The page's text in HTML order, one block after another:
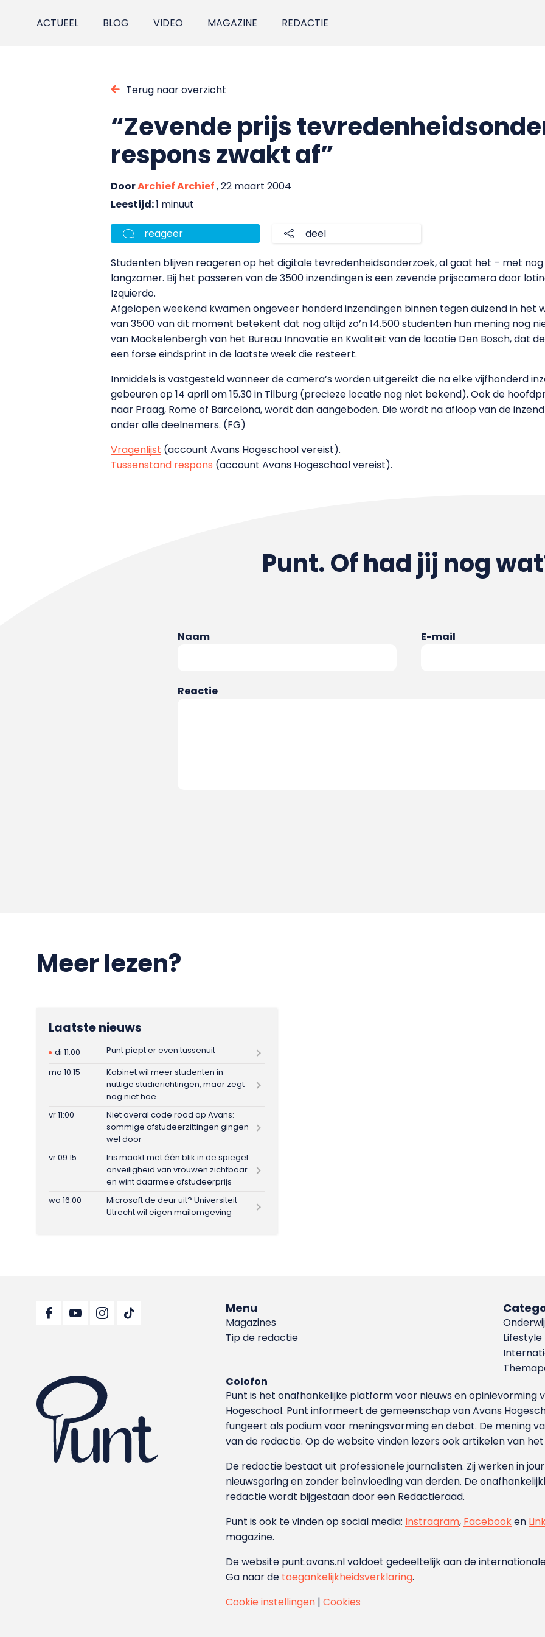
ACTUEEL BLOG VIDEO MAGAZINE REDACTIE
Terug naar overzicht
“Zevende prijs
respons zwakt af”
DoorArchief Archief, 22 maart 2004
Leestijd:1 minuut
reageer deel
Studenten blijven reageren op het digitale tevredenheidsonderzoek, al gaat het – met
langzamer. Bij het passeren van de 3500 inzendingen is een zevende prijscamera door
Izquierdo.
Afgelopen weekend kwamen ongeveer honderd inzendingen binnen tegen duizend in het
van 3500 van dit moment betekent dat nog altijd zo’n 14.500 studenten hun mening nog
van Mackelenbergh van het Bureau Innovatie en Kwaliteit van de locatie Den Bosch, dat
een forse eindsprint in de laatste week die resteert.
Inmiddels is vastgesteld wanneer de camera’s worden uitgereikt die na elke vijfhonderd
gebeuren op 14 april om 15.30 in Tilburg (precieze locatie nog niet bekend). Ook de
naar Praag, Rome of Barcelona, wordt dan aangeboden. Die wordt na afloop van de
onder alle deelnemers. (FG)
Vragenlijst (account Avans Hogeschool vereist).
Tussenstand respons (account Avans Hogeschool vereist).
Punt. Of had jij nog
Naam E-mail
Reactie
Meer lezen?
Laatste nieuws
di 11:00
Punt piept er even tussenuit
ma 10:15
Kabinet wil meer studenten in
nuttige studierichtingen, maar zegt
nog niet hoe
vr 11:00
Niet overal code rood op Avans:
sommige afstudeerzittingen gingen
wel door
vr 09:15
Iris maakt met één blik in de spiegel
onveiligheid van vrouwen zichtbaar
en wint daarmee afstudeerprijs
wo 16:00
Microsoft de deur uit? Universiteit
Utrecht wil eigen mailomgeving
Menu
Magazines
Tip de redactie
Lifestyle
Colofon
Punt is het onafhankelijke platform voor nieuws en
Hoge­school. Punt informeert de gemeenschap van Avans
fungeert als podium voor meningsvorming en debat. De mening
van de redactie. Op de website vinden lezers ook artikelen van
De redactie bestaat uit professionele journalisten. Zij werken in
nieuwsgaring en zonder beïnvloeding van derden. De
redactie wordt bijgestaan door een Redactieraad.
Punt is ook te vinden op social media: Instragram, Facebooken
magazine.
De website punt.avans.nl voldoet gedeeltelijk aan de
Ga naar de toegankelijkheidsverklaring.
Cookie instellingen |Cookies